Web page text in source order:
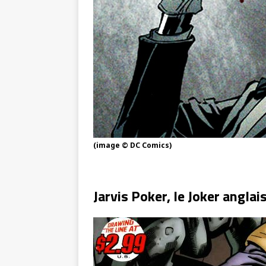
(image © DC Comics)
Jarvis Poker, le Joker